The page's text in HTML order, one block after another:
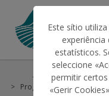
O IFAP
Ajudas/Apoios
Programa Apícola
Este sítio
experiência
estatísticos.
seleccione
permitir
«Gerir